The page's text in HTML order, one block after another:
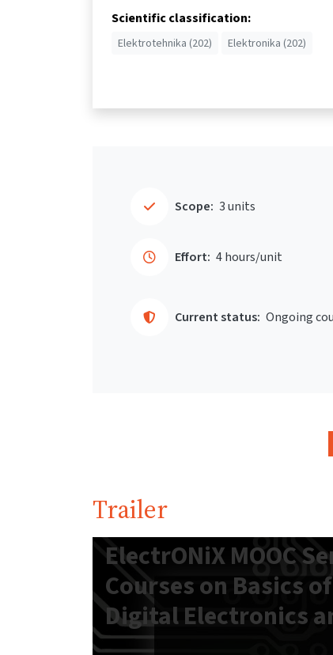
Scientific classification:
Elektrotehnika (202) Elektronika (202)
Scope: 3 units
Effort: 4 hours/unit
Current status: Ongoing
Trailer
ElectrONiX MOOC
Courses on Basics
Digital Electronics